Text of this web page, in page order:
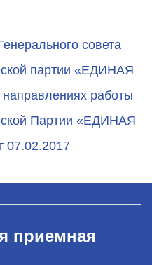
совета
партии «ЕДИНАЯ
работы
Партии «ЕДИНАЯ
07.02.2017
приемная